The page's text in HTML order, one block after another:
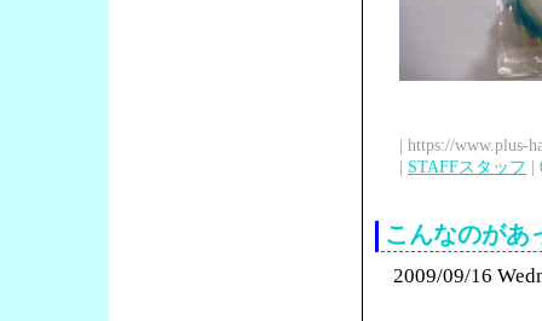
| https://www.plus-
| STAFFスタッフ |
こんなのがあ
2009/09/16